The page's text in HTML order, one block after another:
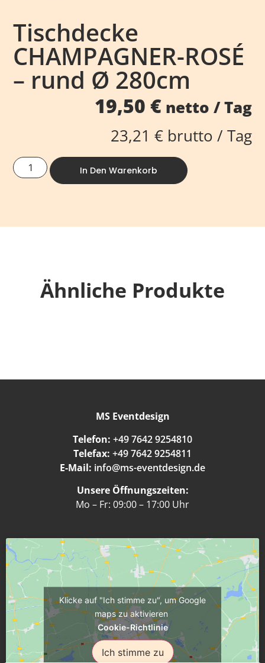
Tischdecke
CHAMPAGNER-ROSÉ
– rund Ø 280cm
19,50 €netto / Tag
23,21 €brutto / Tag
In Den Warenkorb
Ähnliche Produkte
MS Eventdesign
Telefon: +49 7642 9254810
Telefax: +49 7642 9254811
E-Mail: info@ms-eventdesign.de
Unsere Öffnungszeiten:
Mo – Fr: 09:00 – 17:00 Uhr
Klicke auf "Ich stimme zu", um Google
maps zu aktivieren
Cookie-Richtlinie
Ich stimme zu